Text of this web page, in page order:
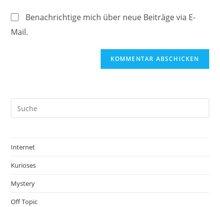
Benachrichtige mich über neue Beiträge via E-
Mail.
Internet
Kurioses
Mystery
Off Topic